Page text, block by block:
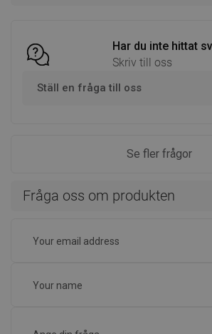
Har du inte hittat
Skriv till oss
Ställ en fråga till oss
Se fler frågor
Fråga oss om produkten